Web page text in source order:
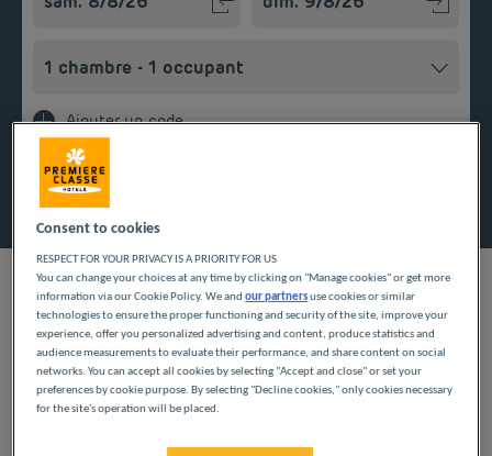
Ajouter un code
Première Classe vous propose des chambres pas chères et
confortables dans des établissements qui vous fournissent les
services essentiels afin que vous passiez un séjour agréable à
dans une chambre climatisée avec salle de bain privative et
Consent to cookies
RESPECT FOR YOUR PRIVACY IS A PRIORITY FOR US
You can change your choices at any time by clicking on "Manage cookies" or get more
information via our Cookie Policy. We andour partnersuse cookies or similar
technologies to ensure the proper functioning and security of the site, improve your
experience, offer you personalized advertising and content, produce statistics and
audience measurements to evaluate their performance, and share content on social
networks. You can accept all cookies by selecting "Accept and close" or set your
preferences by cookie purpose. By selecting "Decline cookies," only cookies necessary
for the site's operation will be placed.